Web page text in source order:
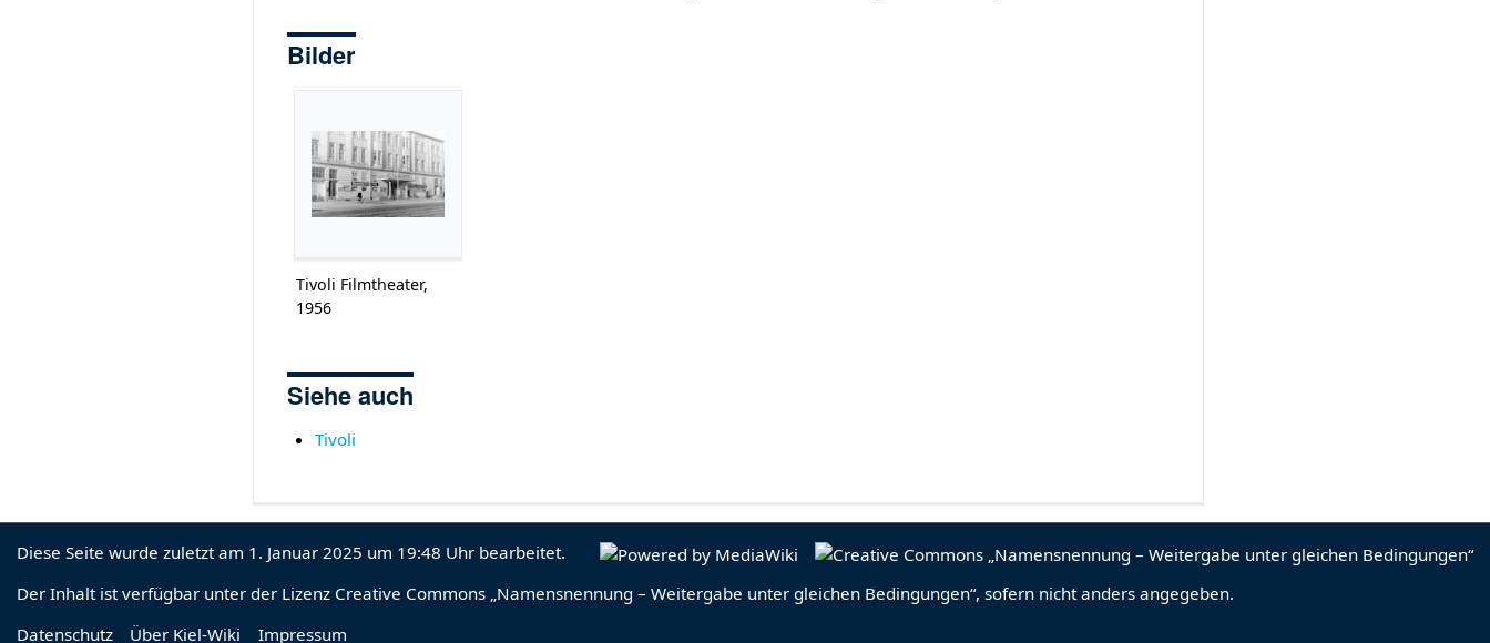
Bilder
Tivoli Filmtheater,
1956
Siehe auch
Tivoli
Diese Seite wurde zuletzt am 1. Januar 2025 um 19:48 Uhr bearbeitet.
Der Inhalt ist verfügbar unter der Lizenz Creative Commons „Namensnennung – Weitergabe unter gleichen Bedingungen“, sofern nicht anders angegeben.
Datenschutz
Über Kiel-Wiki Impressum